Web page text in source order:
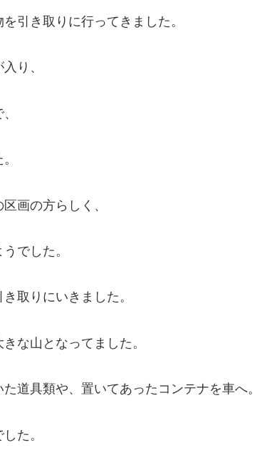
引き取りに行ってきました。
り、
画の方らしく、
でした。
取りにいきました。
な山となってました。
道具類や、置いてあったコンテナを車へ。
た。